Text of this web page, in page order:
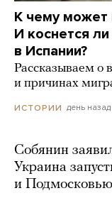
К чему может
И коснется
в Испании?
Рассказываем о
и причинах
ИСТОРИИ день назад
Собянин
Украина
и